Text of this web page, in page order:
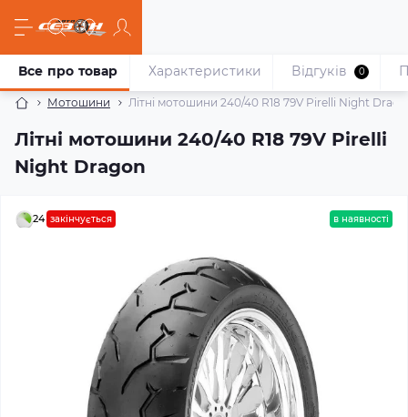
Мотошини Літні мотошини 240/40 R18 79V Pirelli Night
Літні мотошини 240/40 R18 79V Pirelli
Night Dragon
Все про товар Характеристики Відгуків 0
24 закінчується в наявності